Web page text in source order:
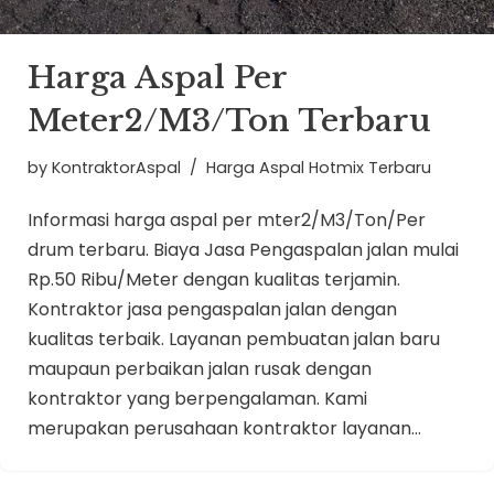
Harga Aspal Per
Meter2/M3/Ton Terbaru
by KontraktorAspal Harga Aspal Hotmix Terbaru
Informasi harga aspal per mter2/M3/Ton/Per
drum terbaru. Biaya Jasa Pengaspalan jalan mulai
Rp.50 Ribu/Meter dengan kualitas terjamin.
Kontraktor jasa pengaspalan jalan dengan
kualitas terbaik. Layanan pembuatan jalan baru
maupaun perbaikan jalan rusak dengan
kontraktor yang berpengalaman. Kami
merupakan perusahaan kontraktor layanan…